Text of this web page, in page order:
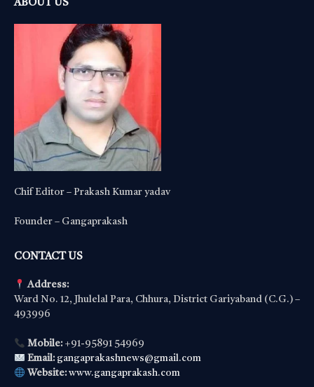
ABOUT US
Chif Editor – Prakash Kumar yadav
Founder – Gangaprakash
CONTACT US
Address:
Ward No. 12, Jhulelal Para, Chhura, District Gariyaband (C.G.) –
493996
Mobile:+91-95891 54969
Email: gangaprakashnews@gmail.com
Website: www.gangaprakash.com